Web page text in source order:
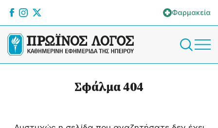
Φαρμακεία
Σφάλμα 404